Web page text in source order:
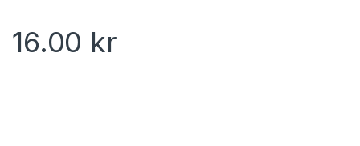
16.00 kr